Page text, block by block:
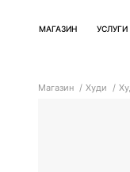
МАГАЗИН УСЛУГИ
Магазин Худи